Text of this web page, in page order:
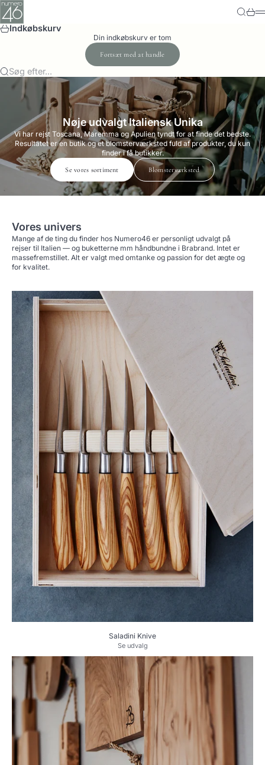
Spring til indhold
Numero-46 SøgKurv
Indkøbskurv
Din indkøbskurv er tom
Fortsæt med at handle
Søg efter...
Nøje udvalgt Italiensk Unika
Vi har rejst Toscana, Maremma og Apulien tyndt for at finde det bedste.
Resultatet er en butik og et blomsterværksted fuld af produkter, du kun
finder i få butikker.
Se vores sortiment Blomsterværksted
Vores univers
Mange af de ting du finder hos Numero46 er personligt udvalgt på
rejser til Italien — og buketterne mm håndbundne i Brabrand. Intet er
massefremstillet. Alt er valgt med omtanke og passion for det ægte og
for kvalitet.
Saladini Knive
Se udvalg